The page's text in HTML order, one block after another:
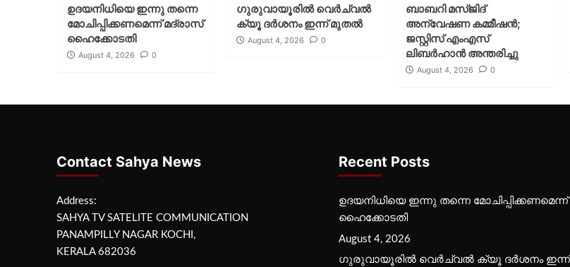
ഉദയനിധിയെ ഇന്നു തന്നെ
മോചിപ്പിക്കണമെന്ന് മദ്രാസ്
ഹൈക്കോടതി
August 4, 2026 0
ഗുരുവായൂരില്‍ വെര്‍ച്വല്‍
ക്യൂ ദര്‍ശനം ഇന്ന് മുതല്‍
August 4, 2026 0
ബാബറി മസ്ജിദ്
അന്വേഷണ കമ്മീഷന്‍;
ജസ്റ്റിസ് എംഎസ്
ലിബര്‍ഹാന്‍ അന്തരിച്ചു
August 4, 2026 0
Contact Sahya News
Address:
SAHYA TV SATELITE COMMUNICATION
PANAMPILLY NAGAR KOCHI,
KERALA 682036
Recent Posts
ഉദയനിധിയെ ഇന്നു തന്നെ
ഹൈക്കോടതി
August 4, 2026
ഗുരുവായൂരില്‍ വെര്‍ച്വല്‍ ക്യൂ ദര്‍ശനം